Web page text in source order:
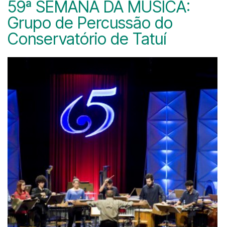
59ª SEMANA DA MÚSICA:
Grupo de Percussão do
Conservatório de Tatuí